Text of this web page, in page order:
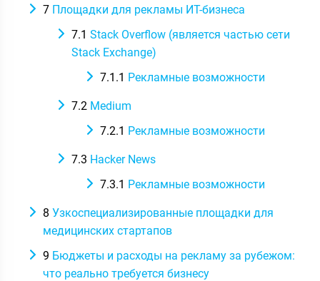
7 Площадки для рекламы ИТ-бизнеса
7.1 Stack Overflow (является частью сети
Stack Exchange)
7.1.1 Рекламные возможности
7.2 Medium
7.2.1 Рекламные возможности
7.3 Hacker News
7.3.1 Рекламные возможности
8 Узкоспециализированные площадки для
медицинских стартапов
9 Бюджеты и расходы на рекламу за рубежом:
что реально требуется бизнесу